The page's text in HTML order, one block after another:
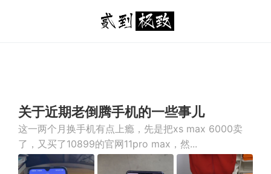
关于近期老倒腾手机的一些事儿
这一两个月换手机有点上瘾，先是把xs max 6000卖
了，又买了10899的官网11pro max，然...